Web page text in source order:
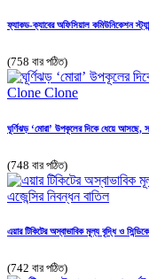
ফ্যাকড-ক্যাবের অফিসিয়াল কমিউনিকেশন
(758 বার পঠিত)
ঘূর্ণিঝড় ‘মোরা’ উপকূলের দিকে ধেয়ে
(748 বার পঠিত)
এয়ার টিকিটের অস্বাভাবিক মূল্য বৃদ্ধি ও
(742 বার পঠিত)